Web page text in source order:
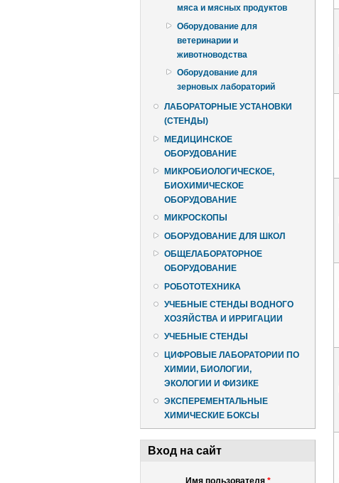
мяса и мясных продуктов
Оборудование для
ветеринарии и
животноводства
Оборудование для
зерновых лабораторий
ЛАБОРАТОРНЫЕ УСТАНОВКИ
(СТЕНДЫ)
МЕДИЦИНСКОЕ
ОБОРУДОВАНИЕ
МИКРОБИОЛОГИЧЕСКОЕ,
БИОХИМИЧЕСКОЕ
ОБОРУДОВАНИЕ
МИКРОСКОПЫ
ОБОРУДОВАНИЕ ДЛЯ ШКОЛ
ОБЩЕЛАБОРАТОРНОЕ
ОБОРУДОВАНИЕ
РОБОТОТЕХНИКА
УЧЕБНЫЕ СТЕНДЫ ВОДНОГО
ХОЗЯЙСТВА И ИРРИГАЦИИ
УЧЕБНЫЕ СТЕНДЫ
ЦИФРОВЫЕ ЛАБОРАТОРИИ ПО
ХИМИИ, БИОЛОГИИ,
ЭКОЛОГИИ И ФИЗИКЕ
ЭКСПЕРЕМЕНТАЛЬНЫЕ
ХИМИЧЕСКИЕ БОКСЫ
Вход на сайт
Имя пользователя *